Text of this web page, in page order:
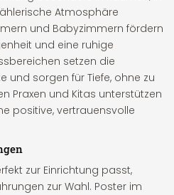
Atmosphäre
und Babyzimmern fördern
und eine ruhige
setzen die
und sorgen für Tiefe, ohne zu
Praxen und Kitas unterstützen
positive, vertrauensvolle
zur Einrichtung passt,
zur Wahl. Poster im